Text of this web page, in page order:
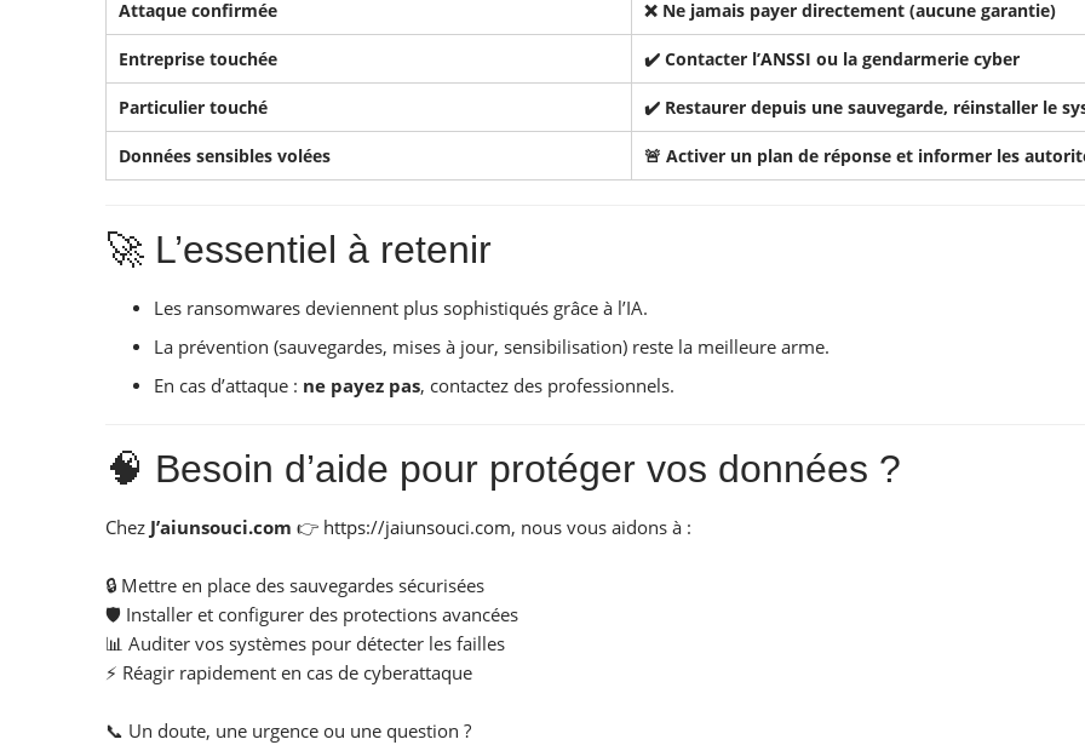
Attaque confirmée ❌ Ne jamais payer directement (aucune garantie)
Entreprise touchée ✔️ Contacter l’ANSSI ou la gendarmerie cyber
Particulier touché ✔️ Restaurer depuis une sauvegarde, réinstaller le
Données sensibles volées 🚨 Activer un plan de réponse et informer les
🚀 L’essentiel à retenir
Les ransomwares deviennent plus sophistiqués grâce à l’IA.
La prévention (sauvegardes, mises à jour, sensibilisation) reste la meilleure arme.
En cas d’attaque : ne payez pas, contactez des professionnels.
🧠 Besoin d’aide pour protéger vos données ?
Chez J’aiunsouci.com 👉 https://jaiunsouci.com, nous vous aidons à :
🔒 Mettre en place des sauvegardes sécurisées
🛡️ Installer et configurer des protections avancées
📊 Auditer vos systèmes pour détecter les failles
⚡ Réagir rapidement en cas de cyberattaque
📞 Un doute, une urgence ou une question ?